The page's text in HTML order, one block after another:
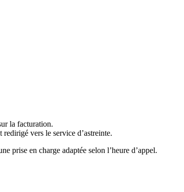
la facturation.
redirigé vers le service d’astreinte.
prise en charge adaptée selon l’heure d’appel.